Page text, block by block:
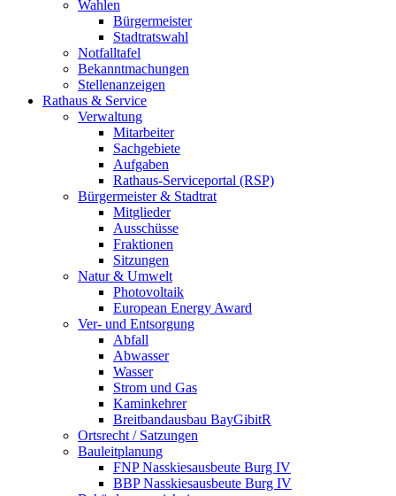
Wahlen
Bürgermeister
Stadtratswahl
Notfalltafel
Bekanntmachungen
Stellenanzeigen
Rathaus & Service
Verwaltung
Mitarbeiter
Sachgebiete
Aufgaben
Rathaus-Serviceportal (RSP)
Bürgermeister & Stadtrat
Mitglieder
Ausschüsse
Fraktionen
Sitzungen
Natur & Umwelt
Photovoltaik
European Energy Award
Ver- und Entsorgung
Abfall
Abwasser
Wasser
Strom und Gas
Kaminkehrer
Breitbandausbau BayGibitR
Ortsrecht / Satzungen
Bauleitplanung
FNP Nasskiesausbeute Burg IV
BBP Nasskiesausbeute Burg IV